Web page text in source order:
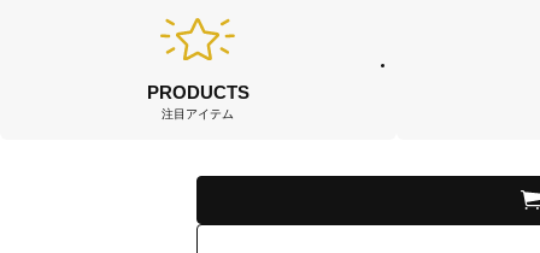
PRODUCTS
注目アイテム